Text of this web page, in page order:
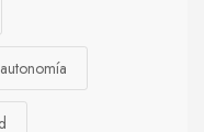
autonomía